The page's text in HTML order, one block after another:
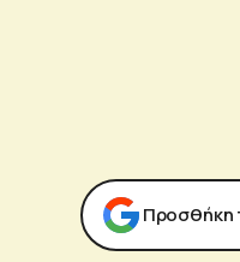
Προσθήκη